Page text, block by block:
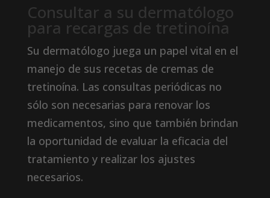
Consultar a su dermatólogo
para recargas de tretinoína
Su dermatólogo juega un papel vital en el
manejo de sus recetas de cremas de
tretinoína. Las consultas periódicas no
sólo son necesarias para renovar los
medicamentos, sino que también brindan
la oportunidad de evaluar la eficacia del
tratamiento y realizar los ajustes
necesarios.